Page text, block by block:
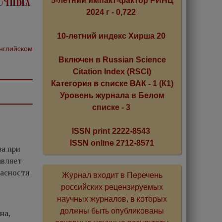
при
2024 г - 0,722
10-летний индекс Хирша 20
Включен в Russian Science
Citation Index (RSCI)
Категория в списке ВАК - 1 (К1)
Уровень журнала в Белом
списке - 3
ISSN print 2222-8543
ISSN online 2712-8571
Журнал входит в Перечень
российских рецензируемых
научных журналов, в которых
должны быть опубликованы